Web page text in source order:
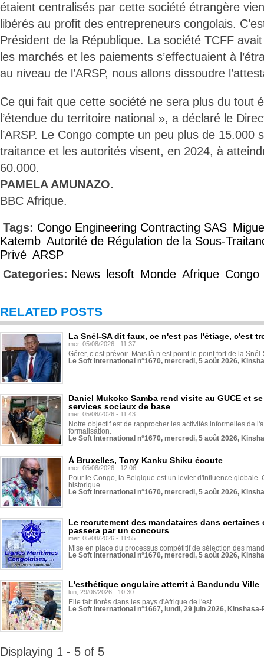
étaient centralisés par cette société étrangère
libérés au profit des entrepreneurs congolais.
Président de la République. La société TCFF
les marchés et les paiements s’effectuaient à
au niveau de l’ARSP, nous allons dissoudre
Ce qui fait que cette société ne sera plus du tout
l’étendue du territoire national », a déclaré le
l’ARSP. Le Congo compte un peu plus de 15.000
traitance et les autorités visent, en 2024, à
60.000.
PAMELA AMUNAZO.
BBC Afrique.
Tags: Congo Engineering Contracting SAS
Katemb Autorité de Régulation de la Sous-
Privé ARSP
Categories: News lesoft Monde Afrique Congo
RELATED POSTS
La Snél-SA dit faux, ce n'est pas l'étiage, c'est
mer, 05/08/2026 - 11:37
Gérer, c’est prévoir. Mais là n’est point le point fort de la
Le Soft International n°1670, mercredi, 5 août 2026,
Daniel Mukoko Samba rend visite au GUCE et
services sociaux de base
mer, 05/08/2026 - 11:43
Notre objectif est de rapprocher les activités informelles de
formalisation.
Le Soft International n°1670, mercredi, 5 août 2026,
À Bruxelles, Tony Kanku Shiku écoute
mer, 05/08/2026 - 12:06
Pour le Congo, la Belgique est un levier d'influence globale.
historique...
Le Soft International n°1670, mercredi, 5 août 2026,
Le recrutement des mandataires dans
passera par un concours
mer, 05/08/2026 - 11:55
Mise en place du processus compétitif de sélection des
Le Soft International n°1670, mercredi, 5 août 2026,
L'esthétique ongulaire atterrit à Bandundu Ville
lun, 29/06/2026 - 10:30
Elle fait florès dans les pays d'Afrique de l'est...
Le Soft International n°1667, lundi, 29 juin 2026,
Displaying 1 - 5 of 5